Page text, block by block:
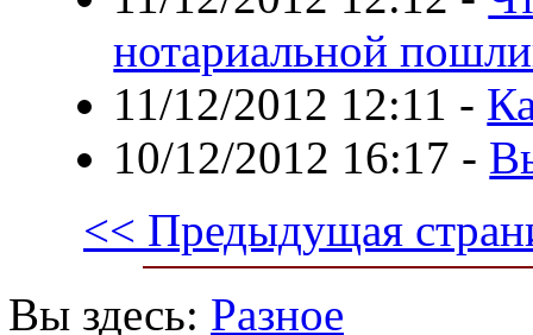
нотариальной
11/12/2012 12:11 -
10/12/2012 16:17 -
<< Предыдущая
Вы здесь: Разное